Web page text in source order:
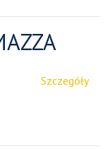
Szczegóły